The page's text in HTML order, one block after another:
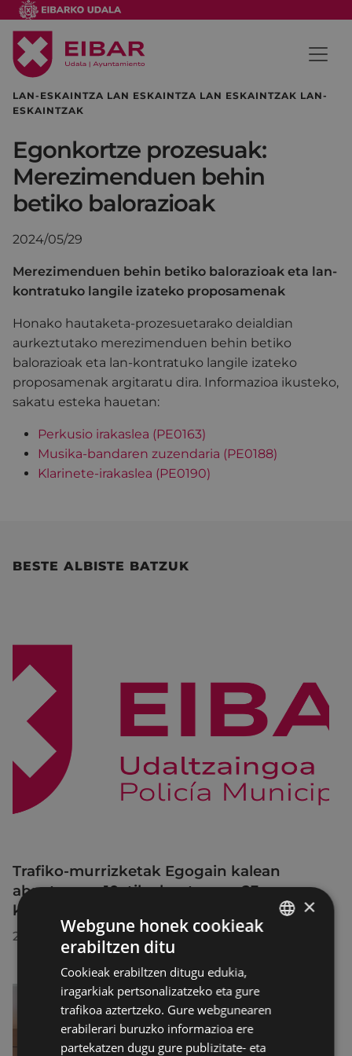
LAN-ESKAINTZA LAN ESKAINTZA LAN ESKAINTZAK LAN-
ESKAINTZAK
Egonkortze prozesuak:
Merezimenduen behin
betiko balorazioak
2024/05/29
Merezimenduen behin betiko balorazioak eta lan-
kontratuko langile izateko proposamenak
Honako hautaketa-prozesuetarako deialdian
aurkeztutako merezimenduen behin betiko
balorazioak eta lan-kontratuko langile izateko
proposamenak argitaratu dira. Informazioa ikusteko,
sakatu esteka hauetan:
Perkusio irakaslea (PE0163)
Musika-bandaren zuzendaria (PE0188)
Klarinete-irakaslea (PE0190)
BESTE ALBISTE BATZUK
Trafiko-murrizketak Egogain kalean
abuztuaren 10etik abuztuaren 23ra,
konponketa-lanak direla-eta
2026/07/30
×
Webgune honek cookieak
erabiltzen ditu
Cookieak erabiltzen ditugu edukia,
iragarkiak pertsonalizatzeko eta gure
trafikoa aztertzeko. Gure webgunearen
erabilerari buruzko informazioa ere
partekatzen dugu gure publizitate- eta